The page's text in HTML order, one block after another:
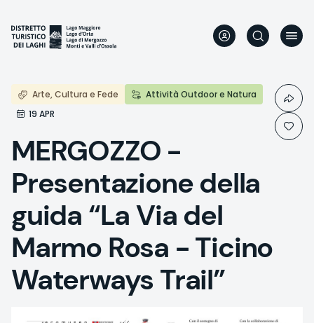
Inhalt
Arte, Cultura e Fede
Attività Outdoor e Natura
19 APR
MERGOZZO -
Presentazione della
guida “La Via del
Marmo Rosa - Ticino
Waterways Trail”